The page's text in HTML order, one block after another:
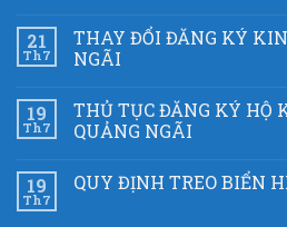
21
Th7
THAY ĐỔI ĐĂNG KÝ
NGÃI
19
Th7
THỦ TỤC ĐĂNG KÝ HỘ
QUẢNG NGÃI
19
Th7
QUY ĐỊNH TREO BIỂN